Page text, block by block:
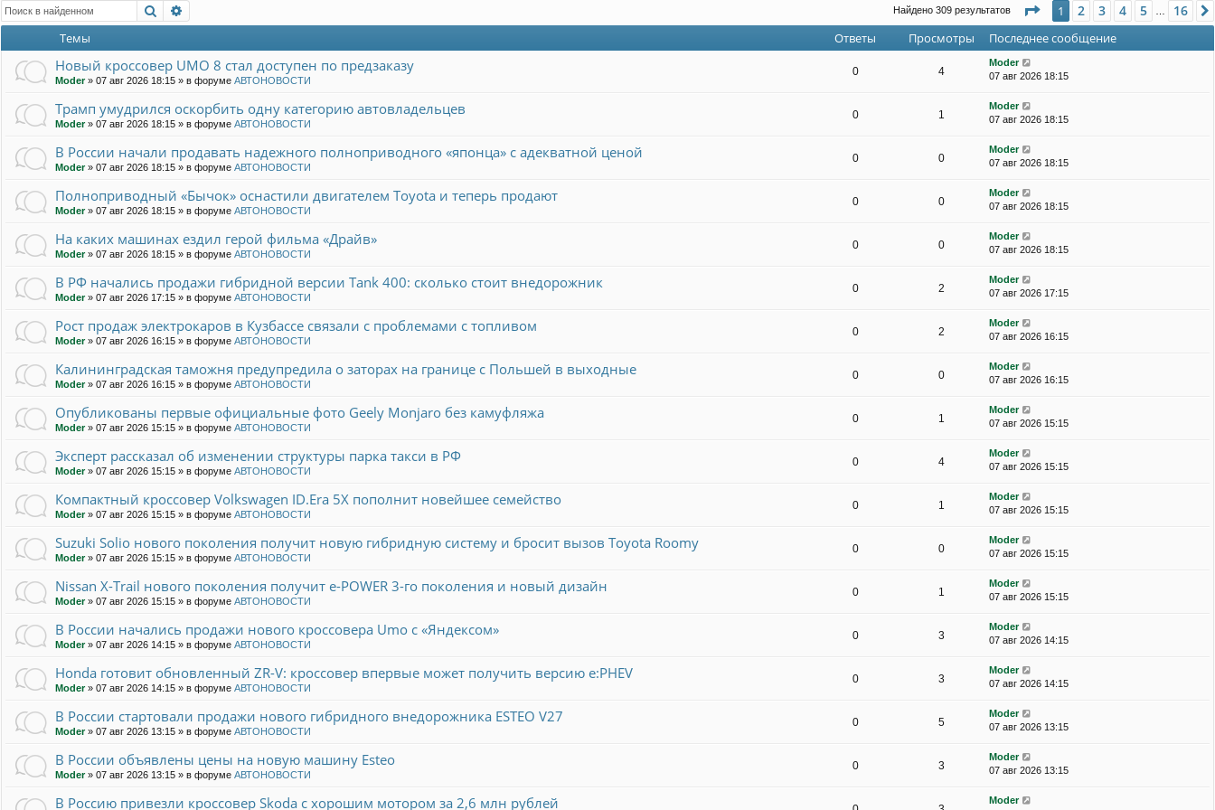
Поиск Найдено 309 результатов Страница из 16
1 2 3 4 5 … 16
Темы Ответы Просмотры Последнее сообщение
Новый кроссовер UMO 8 стал доступен по предзаказу
Moder» 07 авг 2026 18:15 » в форуме АВТОНОВОСТИ
0 4
Moder
07 авг 2026 18:15
Трамп умудрился оскорбить одну категорию автовладельцев
Moder» 07 авг 2026 18:15 » в форуме АВТОНОВОСТИ
0 1
Moder
07 авг 2026 18:15
В России начали продавать надежного полноприводного «японца» с адекватной ценой
Moder» 07 авг 2026 18:15 » в форуме АВТОНОВОСТИ
0 0
Moder
07 авг 2026 18:15
Полноприводный «Бычок» оснастили двигателем Toyota и теперь продают
Moder» 07 авг 2026 18:15 » в форуме АВТОНОВОСТИ
0 0
Moder
07 авг 2026 18:15
На каких машинах ездил герой фильма «Драйв»
Moder» 07 авг 2026 18:15 » в форуме АВТОНОВОСТИ
0 0
Moder
07 авг 2026 18:15
В РФ начались продажи гибридной версии Tank 400: сколько стоит внедорожник
Moder» 07 авг 2026 17:15 » в форуме АВТОНОВОСТИ
0 2
Moder
07 авг 2026 17:15
Рост продаж электрокаров в Кузбассе связали с проблемами с топливом
Moder» 07 авг 2026 16:15 » в форуме АВТОНОВОСТИ
0 2
Moder
07 авг 2026 16:15
Калининградская таможня предупредила о заторах на границе с Польшей в выходные
Moder» 07 авг 2026 16:15 » в форуме АВТОНОВОСТИ
0 0
Moder
07 авг 2026 16:15
Опубликованы первые официальные фото Geely Monjaro без камуфляжа
Moder» 07 авг 2026 15:15 » в форуме АВТОНОВОСТИ
0 1
Moder
07 авг 2026 15:15
Эксперт рассказал об изменении структуры парка такси в РФ
Moder» 07 авг 2026 15:15 » в форуме АВТОНОВОСТИ
0 4
Moder
07 авг 2026 15:15
Компактный кроссовер Volkswagen ID.Era 5X пополнит новейшее семейство
Moder» 07 авг 2026 15:15 » в форуме АВТОНОВОСТИ
0 1
Moder
07 авг 2026 15:15
Suzuki Solio нового поколения получит новую гибридную систему и бросит вызов Toyota Roomy
Moder» 07 авг 2026 15:15 » в форуме АВТОНОВОСТИ
0 0
Moder
07 авг 2026 15:15
Nissan X-Trail нового поколения получит e-POWER 3-го поколения и новый дизайн
Moder» 07 авг 2026 15:15 » в форуме АВТОНОВОСТИ
0 1
Moder
07 авг 2026 15:15
В России начались продажи нового кроссовера Umo с «Яндексом»
Moder» 07 авг 2026 14:15 » в форуме АВТОНОВОСТИ
0 3
Moder
07 авг 2026 14:15
Honda готовит обновленный ZR-V: кроссовер впервые может получить версию e:PHEV
Moder» 07 авг 2026 14:15 » в форуме АВТОНОВОСТИ
0 3
Moder
07 авг 2026 14:15
В России стартовали продажи нового гибридного внедорожника ESTEO V27
Moder» 07 авг 2026 13:15 » в форуме АВТОНОВОСТИ
0 5
Moder
07 авг 2026 13:15
В России объявлены цены на новую машину Esteo
Moder» 07 авг 2026 13:15 » в форуме АВТОНОВОСТИ
0 3
Moder
07 авг 2026 13:15
В Россию привезли кроссовер Skoda с хорошим мотором за 2,6 млн рублей
Moder